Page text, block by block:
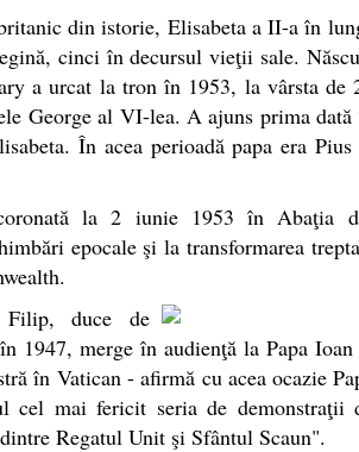
din istorie, Elisabeta a II-a în
cinci în decursul vieţii sale.
a urcat la tron în 1953, la vârsta de
George al VI-lea. A ajuns prima dată
În acea perioadă papa era Pius
la 2 iunie 1953 în Abaţia
epocale şi la transformarea
duce de
1947, merge în audienţă la Papa Ioan
în Vatican - afirmă cu acea ocazie
cel mai fericit seria de demonstraţii
Regatul Unit şi Sfântul Scaun".